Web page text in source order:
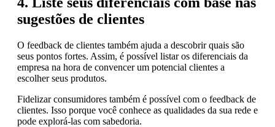
sugestões de clientes
O feedback de clientes também ajuda a descobrir quais são
seus pontos fortes. Assim, é possível listar os diferenciais da
empresa na hora de convencer um potencial clientes a
escolher seus produtos.
Fidelizar consumidores também é possível com o feedback de
clientes. Isso porque você conhece as qualidades da sua rede e
pode explorá-las com sabedoria.